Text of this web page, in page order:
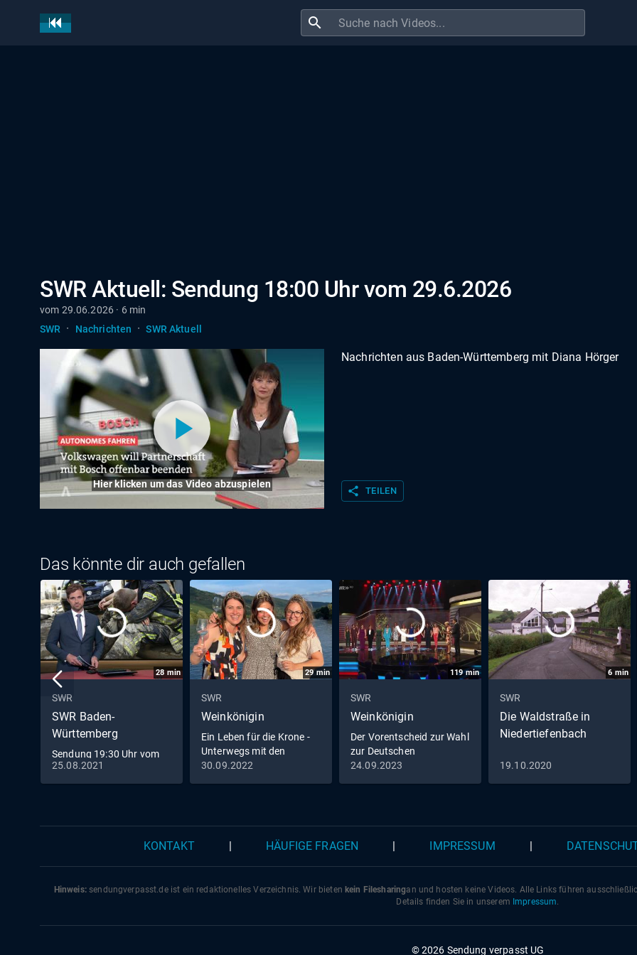
search
SWR Aktuell: Sendung 18:00 Uhr vom 29.6.2026
vom 29.06.2026 · 6 min
SWR
· Nachrichten · SWR Aktuell
Hier klicken um das Video abzuspielen
Nachrichten aus Baden-Württemberg mit Diana Hörger
share TEILEN
Das könnte dir auch gefallen
28 min
SWR
SWR Baden-
Württemberg
Sendung 19:30 Uhr vom
25.8.2021
25.08.2021
29min
SWR
Weinkönigin
Ein Leben für die Krone -
Unterwegs mit den
Weinköniginnen
30.09.2022
119min
SWR
Weinkönigin
Der Vorentscheid zur Wahl
zur Deutschen
Weinkönigin 2023
24.09.2023
6 min
SWR
Die Waldstraße in
Niedertiefenbach
19.10.2020
KONTAKT HÄUFIGE FRAGEN IMPRESSUM
Hinweis:sendungverpasst.deist ein redaktionelles Verzeichnis. Wir bieten kein Filesharingan und hosten keine Videos. Alle Links führen
Details finden Sie in unserem Impressum.
© 2026 Sendung verpasst UG